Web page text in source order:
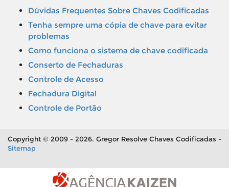
Dúvidas Frequentes Sobre Chaves Codificadas
Tenha sempre uma cópia de chave para evitar
problemas
Como funciona o sistema de chave codificada
Conserto de Fechaduras
Controle de Acesso
Fechadura Digital
Controle de Portão
Copyright © 2009 - 2026. Gregor Resolve Chaves Codificadas -
Sitemap